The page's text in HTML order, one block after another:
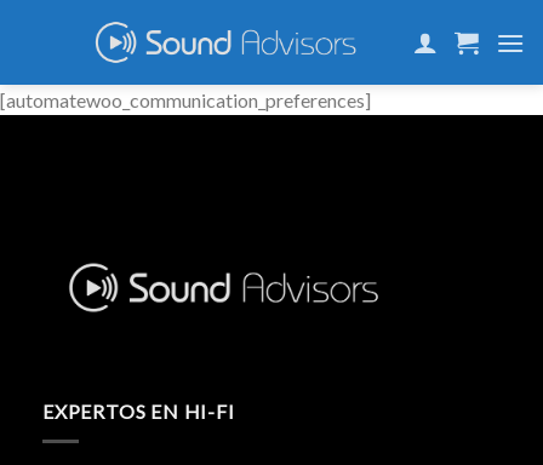
[automatewoo_communication_preferences]
EXPERTOS EN HI-FI